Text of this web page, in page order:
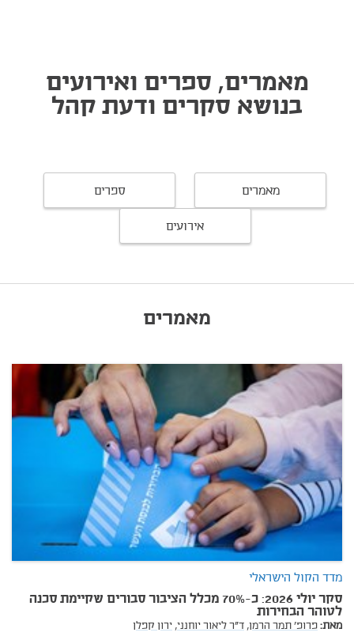
מאמרים, ספרים ואירועים
בנושא סקרים ודעת קהל
מאמרים ספרים
אירועים
מאמרים
מדד הקול הישראלי
סקר יולי 2026: כ-70% מכלל הציבור סבורים שקיימת סכנה
לטוהר הבחירות
מאת:פרופ' תמר הרמן, ד"ר ליאור יוחנני, ירון קפלן